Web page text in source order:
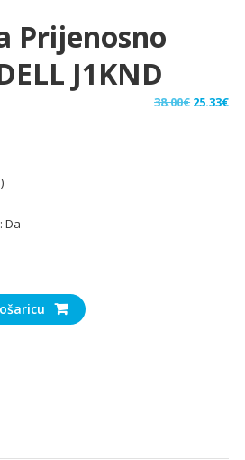
Prijenosno
J1KND
38.00€ Izvorna
25.33€
Da